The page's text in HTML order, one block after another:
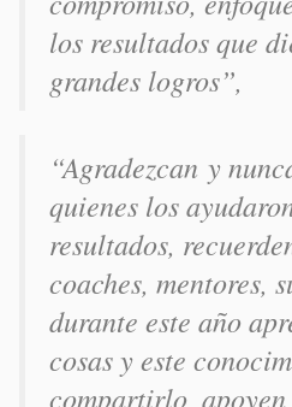
los resultados que
grandes logros”,
“Agradezcan y
quienes los
resultados,
coaches, mentores,
durante este año
cosas y este
compartirlo,